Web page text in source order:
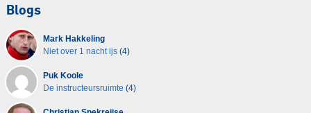
Blogs
Mark Hakkeling
Niet over 1 nacht ijs(4)
Puk Koole
De instructeursruimte (4)